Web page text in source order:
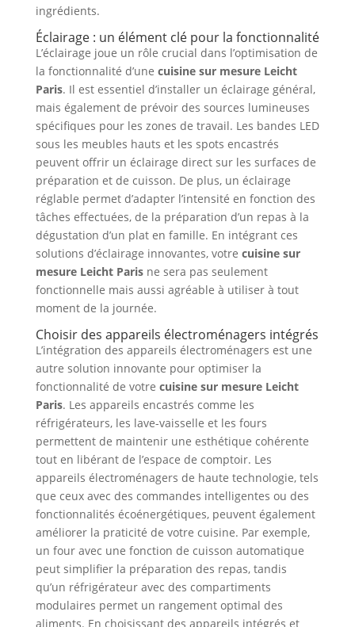
ingrédients.
Éclairage : un élément clé pour la fonctionnalité
L’éclairage joue un rôle crucial dans l’optimisation de
la fonctionnalité d’une cuisine sur mesure Leicht
Paris. Il est essentiel d’installer un éclairage général,
mais également de prévoir des sources lumineuses
spécifiques pour les zones de travail. Les bandes LED
sous les meubles hauts et les spots encastrés
peuvent offrir un éclairage direct sur les surfaces de
préparation et de cuisson. De plus, un éclairage
réglable permet d’adapter l’intensité en fonction des
tâches effectuées, de la préparation d’un repas à la
dégustation d’un plat en famille. En intégrant ces
solutions d’éclairage innovantes, votre cuisine sur
mesure Leicht Parisne sera pas seulement
fonctionnelle mais aussi agréable à utiliser à tout
moment de la journée.
Choisir des appareils électroménagers intégrés
L’intégration des appareils électroménagers est une
autre solution innovante pour optimiser la
fonctionnalité de votre cuisine sur mesure Leicht
Paris. Les appareils encastrés comme les
réfrigérateurs, les lave-vaisselle et les fours
permettent de maintenir une esthétique cohérente
tout en libérant de l’espace de comptoir. Les
appareils électroménagers de haute technologie, tels
que ceux avec des commandes intelligentes ou des
fonctionnalités écoénergétiques, peuvent également
améliorer la praticité de votre cuisine. Par exemple,
un four avec une fonction de cuisson automatique
peut simplifier la préparation des repas, tandis
qu’un réfrigérateur avec des compartiments
modulaires permet un rangement optimal des
aliments. En choisissant des appareils intégrés et